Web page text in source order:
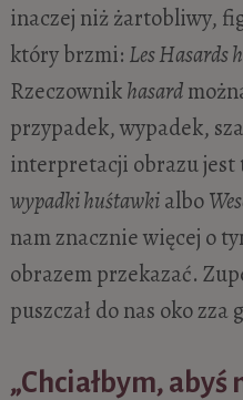
inaczej niż żartobliwy,
który brzmi: Les Hasards
Rzeczownikhasard
przypadek, wypadek,
interpretacji obrazu jest
wypadki huśtawkialbo
nam znacznie więcej o
obrazem przekazać.
puszczał do nas oko zza
„Chciałbym, abyś